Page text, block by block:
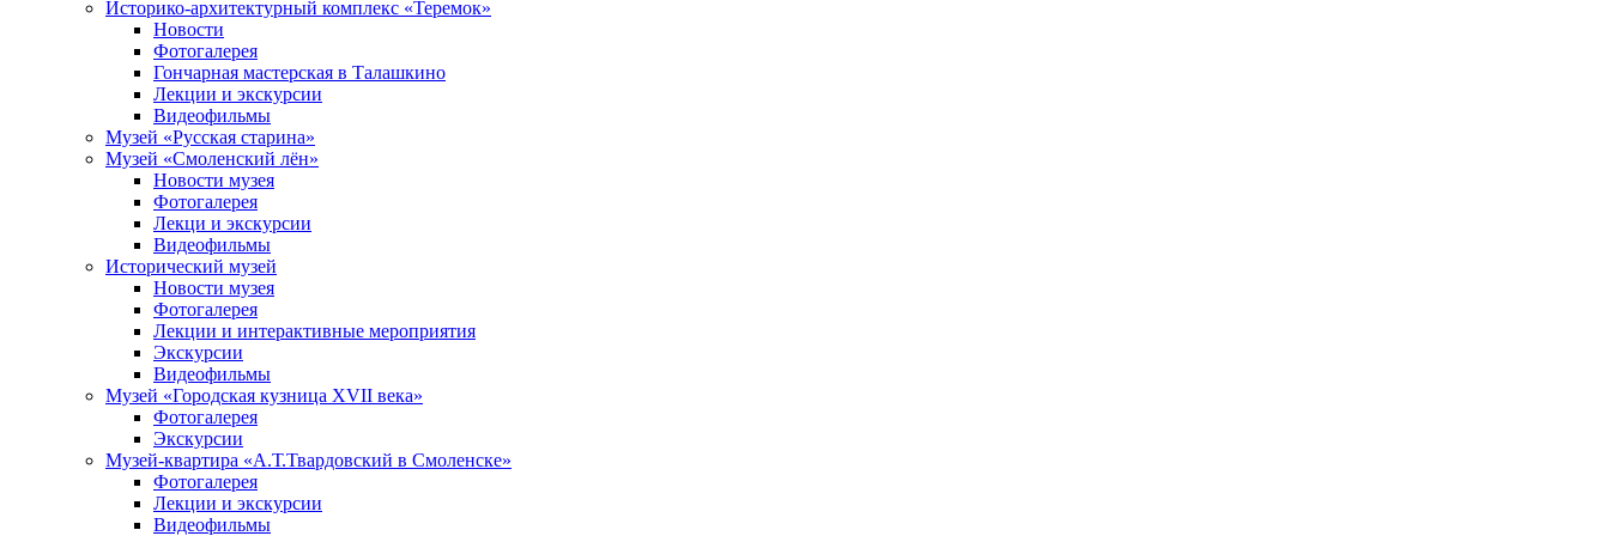
Историко-архитектурный комплекс «Теремок»
Новости
Фотогалерея
Гончарная мастерская в Талашкино
Лекции и экскурсии
Видеофильмы
Музей «Русская старина»
Музей «Смоленский лён»
Новости музея
Фотогалерея
Лекци и экскурсии
Видеофильмы
Исторический музей
Новости музея
Фотогалерея
Лекции и интерактивные мероприятия
Экскурсии
Видеофильмы
Музей «Городская кузница XVII века»
Фотогалерея
Экскурсии
Музей-квартира «А.Т.Твардовский в Смоленске»
Фотогалерея
Лекции и экскурсии
Видеофильмы